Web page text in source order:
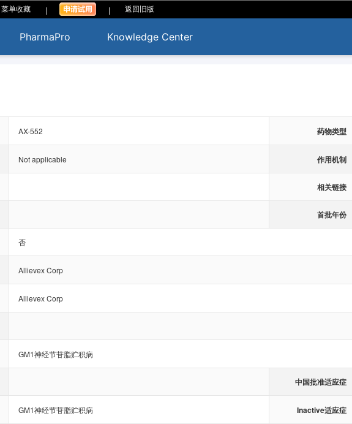
菜单收藏 | | 返回旧版
PharmaPro Knowledge Center
AX-552 药物类型
Not applicable 作用机制
相关链接
首批年份
否
Allievex Corp
Allievex Corp
GM1神经节苷脂贮积病
中国批准适应症
GM1神经节苷脂贮积病 Inactive适应症